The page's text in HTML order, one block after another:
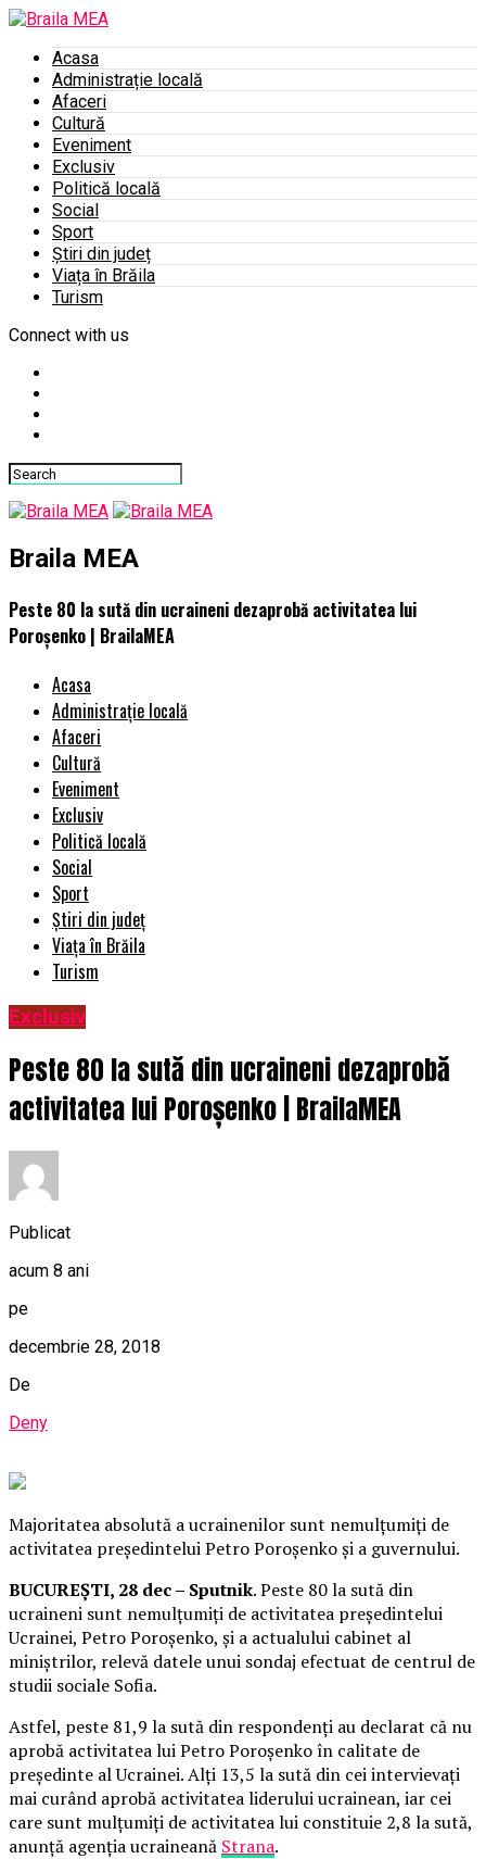
Acasa
Administrație locală
Afaceri
Cultură
Eveniment
Exclusiv
Politică locală
Social
Sport
Știri din județ
Viața în Brăila
Turism
Connect with us
Braila MEA
Peste 80 la sută din ucraineni dezaprobă activitatea lui
Poroșenko | BrailaMEA
Acasa
Administrație locală
Afaceri
Cultură
Eveniment
Exclusiv
Politică locală
Social
Sport
Știri din județ
Viața în Brăila
Turism
Exclusiv
Peste 80 la sută din ucraineni dezaprobă
activitatea lui Poroșenko | BrailaMEA
Publicat
acum 8 ani
pe
decembrie 28, 2018
De
Deny
Majoritatea absolută a ucrainenilor sunt nemulțumiți de
activitatea președintelui Petro Poroșenko și a guvernului.
BUCUREȘTI, 28 dec – Sputnik. Peste 80 la sută din
ucraineni sunt nemulțumiți de activitatea președintelui
Ucrainei, Petro Poroșenko, și a actualului cabinet al
miniștrilor, relevă datele unui sondaj efectuat de centrul de
studii sociale Sofia.
Astfel, peste 81,9 la sută din respondenți au declarat că nu
aprobă activitatea lui Petro Poroșenko în calitate de
președinte al Ucrainei. Alți 13,5 la sută din cei intervievați
mai curând aprobă activitatea liderului ucrainean, iar cei
care sunt mulțumiți de activitatea lui constituie 2,8 la sută,
anunță agenția ucraineană Strana.